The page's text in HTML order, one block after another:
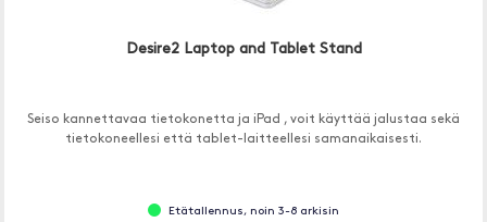
Desire2 Laptop and Tablet Stand
Seiso kannettavaa tietokonetta ja iPad , voit käyttää jalustaa sekä
tietokoneellesi että tablet-laitteellesi samanaikaisesti.
Etätallennus, noin 3-8 arkisin